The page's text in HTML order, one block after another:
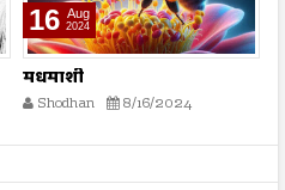
16 Aug
2024
मधमाशी
Shodhan 8/16/2024